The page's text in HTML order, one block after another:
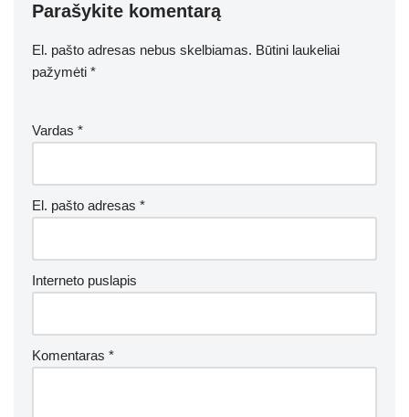
Parašykite komentarą
El. pašto adresas nebus skelbiamas. Būtini laukeliai
pažymėti *
Vardas *
El. pašto adresas *
Interneto puslapis
Komentaras *